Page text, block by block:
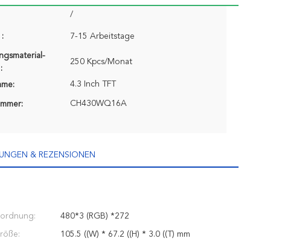
/
: 7-15 Arbeitstage
250 Kpcs/Monat
4.3 Inch TFT
CH430WQ16A
& REZENSIONEN
480*3 (RGB) *272
105.5 ((W) * 67.2 ((H) * 3.0 ((T) mm